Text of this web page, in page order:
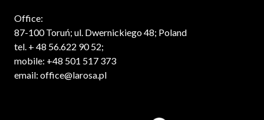
Office:
87-100 Toruń; ul. Dwernickiego 48; Poland
tel. + 48 56.622 90 52;
mobile: +48 501 517 373
email: office@larosa.pl